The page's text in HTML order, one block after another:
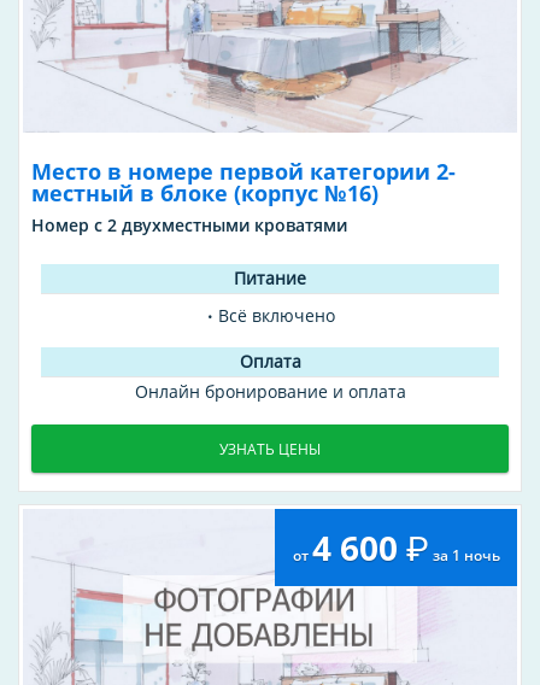
Место в номере первой категории 2-
местный в блоке (корпус №16)
Номер с 2 двухместными кроватями
Всё включено
Онлайн бронирование и оплата
УЗНАТЬ ЦЕНЫ
от4 600 за 1 ночь